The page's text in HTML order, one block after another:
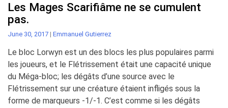
Les Mages Scarifiâme ne se cumulent
pas.
June 30, 2017 | Emmanuel Gutierrez
Le bloc Lorwyn est un des blocs les plus populaires parmi
les joueurs, et le Flétrissement était une capacité unique
du Méga-bloc; les dégâts d’une source avec le
Flétrissement sur une créature étaient infligés sous la
forme de marqueurs -1/-1. C’est comme si les dégâts